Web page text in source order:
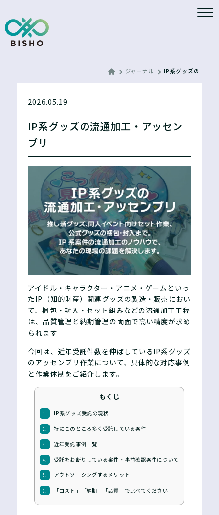
ジャーナル IP系グッズの流通加工・アッセンブリ
2026.05.19
IP系グッズの流通加工・アッセン
ブリ
アイドル・キャラクター・アニメ・ゲームといっ
たIP（知的財産）関連グッズの製造・販売におい
て、梱包・封入・セット組みなどの流通加工工程
は、品質管理と納期管理の両面で高い精度が求め
られます
今回は、近年受託件数を伸ばしているIP系グッズ
のアッセンブリ作業について、具体的な対応事例
と作業体制をご紹介します。
もくじ
1. IP系グッズ受託の現状
2. 特にこのところ多く受託している案件
3. 近年受託事例一覧
4. 受託をお断りしている案件・事前確認案件について
5. アウトソーシングするメリット
6. 「コスト」「納期」「品質」で比べてください